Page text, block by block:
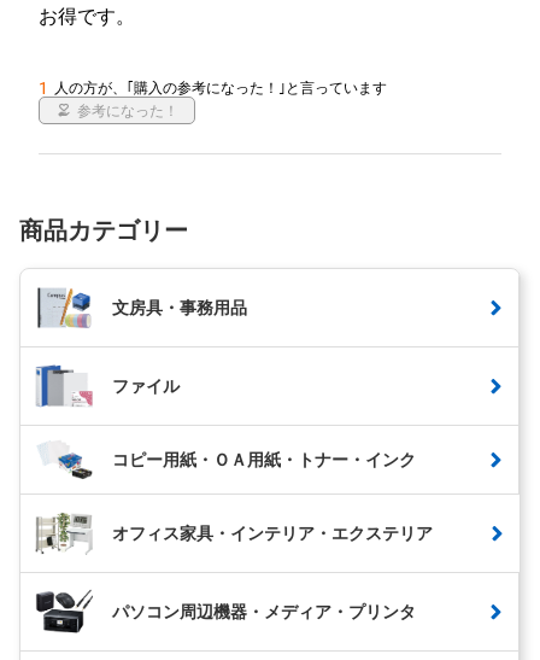
お得です。
1
人の方が、｢購入の参考になった！｣と言っています
参考になった！
商品カテゴリー
文房具・事務用品
ファイル
コピー用紙・ＯＡ用紙・トナー・インク
オフィス家具・インテリア・エクステリア
パソコン周辺機器・メディア・プリンタ